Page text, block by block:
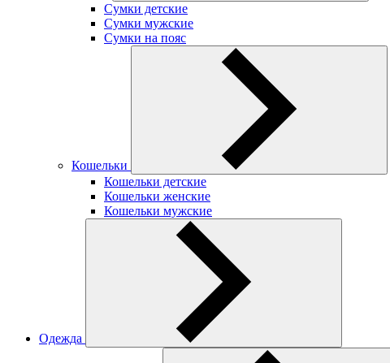
Сумки детские
Сумки мужские
Сумки на пояс
Кошельки
Кошельки детские
Кошельки женские
Кошельки мужские
Одежда